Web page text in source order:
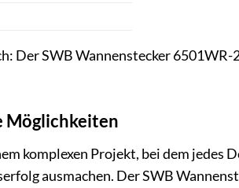
Der SWB Wannenstecker
Möglichkeiten
komplexen Projekt, bei dem
ausmachen. Der SWB